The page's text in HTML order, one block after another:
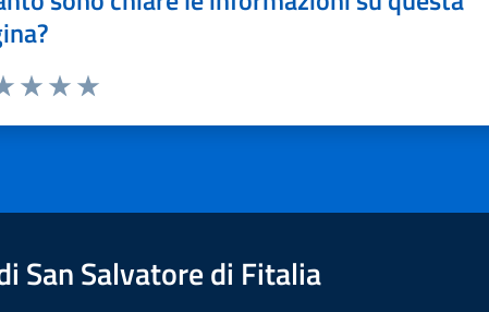
San Salvatore di Fitalia